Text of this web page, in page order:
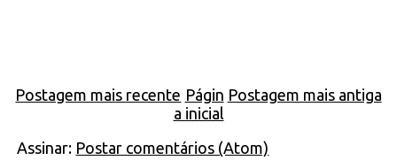
Postagem mais recente Postagem mais antiga
Págin
a inicial
Assinar: Postar comentários (Atom)